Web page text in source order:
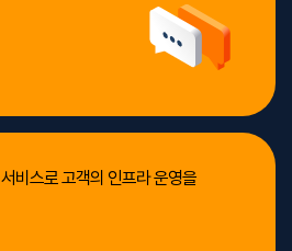
서비스로 고객의 인프라 운영을